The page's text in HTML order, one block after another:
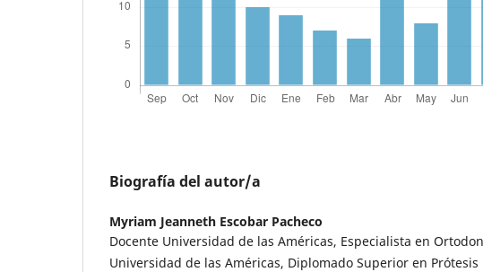
Biografía del autor/a
Myriam Jeanneth Escobar Pacheco
Docente Universidad de las Américas, Especialista en
Universidad de las Américas, Diplomado Superior en Prótesis